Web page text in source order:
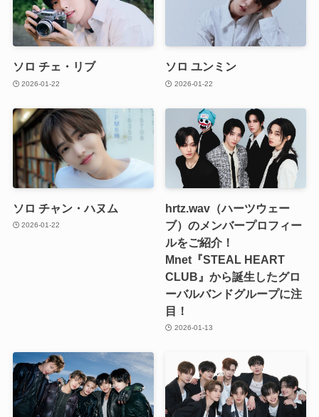
ソロ チェ・リブ
2026-01-22
ソロ ユンミン
2026-01-22
ソロ チャン・ハヌム
2026-01-22
hrtz.wav（ハーツウェー
ブ）のメンバープロフィー
ルをご紹介！
Mnet『STEAL HEART
CLUB』から誕生したグロ
ーバルバンドグループに注
目！
2026-01-13